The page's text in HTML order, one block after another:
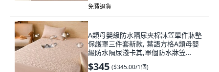
免費退貨
A類母嬰級防水隔尿夾棉牀笠單件牀墊
保護罩三件套新款, 葉語方格A類母嬰
級防水隔尿淺卡其,單個防水牀笠
90x201cm 贈香片, 1個
$345 ($345.00/1個)